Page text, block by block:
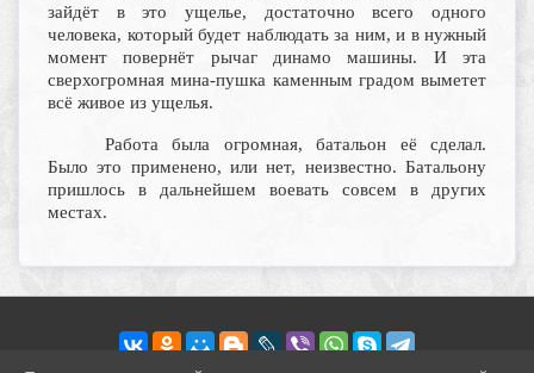
зайдёт в это ущелье, достаточно всего одного
человека, который будет наблюдать за ним, и в нужный
момент повернёт рычаг динамо машины. И эта
сверхогромная мина-пушка каменным градом выметет
всё живое из ущелья.
Работа была огромная, батальон её сделал.
Было это применено, или нет, неизвестно. Батальону
пришлось в дальнейшем воевать совсем в других
местах.